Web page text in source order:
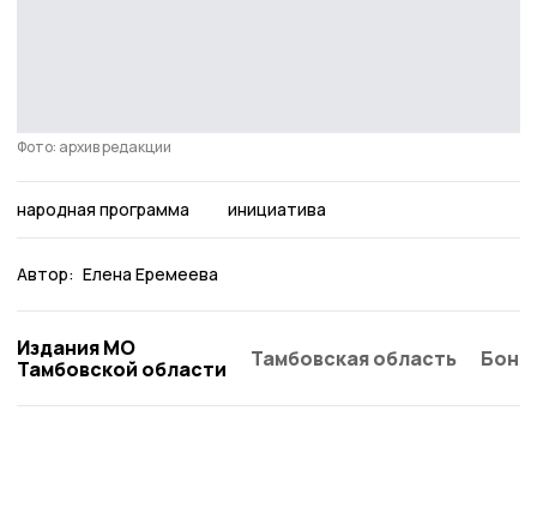
Фото: архив редакции
народная программа инициатива
Автор: Елена Еремеева
Издания МО
Тамбовской области
Тамбовская область